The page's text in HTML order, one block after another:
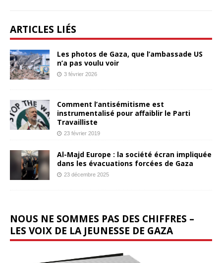
ARTICLES LIÉS
Les photos de Gaza, que l’ambassade US
n’a pas voulu voir
3 février 2026
Comment l’antisémitisme est
instrumentalisé pour affaiblir le Parti
Travailliste
23 février 2019
Al-Majd Europe : la société écran impliquée
dans les évacuations forcées de Gaza
23 décembre 2025
NOUS NE SOMMES PAS DES CHIFFRES –
LES VOIX DE LA JEUNESSE DE GAZA